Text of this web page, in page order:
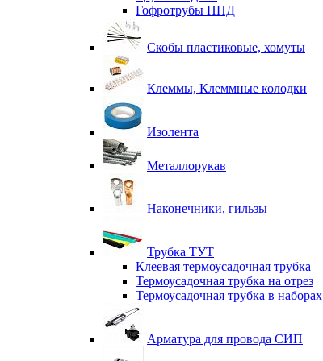
Гофротрубы ПНД
Скобы пластиковые, хомуты
Клеммы, Клеммные колодки
Изолента
Металлорукав
Наконечники, гильзы
Трубка ТУТ
Клеевая термоусадочная трубка
Термоусадочная трубка на отрез
Термоусадочная трубка в наборах
Арматура для провода СИП